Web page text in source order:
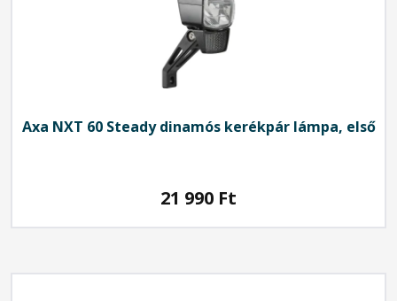
Axa NXT 60 Steady dinamós kerékpár lámpa, első
21 990 Ft